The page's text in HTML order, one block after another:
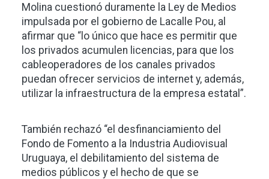
Molina cuestionó duramente la Ley de Medios
impulsada por el gobierno de Lacalle Pou, al
afirmar que “lo único que hace es permitir que
los privados acumulen licencias, para que los
cableoperadores de los canales privados
puedan ofrecer servicios de internet y, además,
utilizar la infraestructura de la empresa estatal”.
También rechazó “el desfinanciamiento del
Fondo de Fomento a la Industria Audiovisual
Uruguaya, el debilitamiento del sistema de
medios públicos y el hecho de que se